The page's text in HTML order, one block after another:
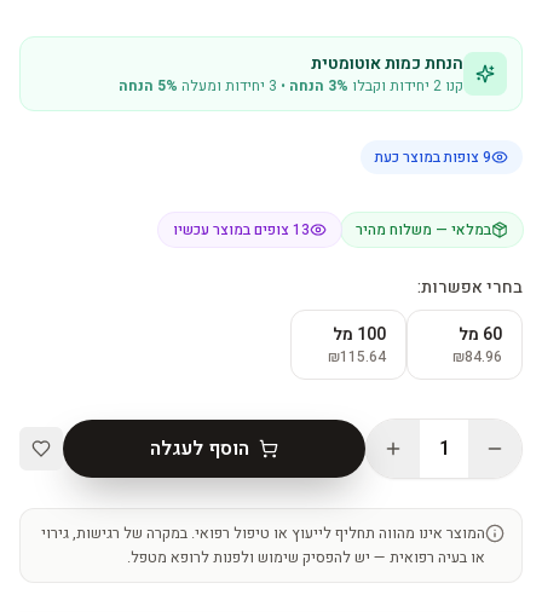
הנחת כמות אוטומטית
קנו 2 יחידות וקבלו 3% הנחה • 3 יחידות ומעלה 5% הנחה
9צופות במוצר כעת
במלאי — משלוח מהיר 13 צופים במוצר עכשיו
בחרי אפשרות:
60 מל
₪84.96
100 מל
₪115.64
1 הוסף לעגלה
המוצר אינו מהווה תחליף לייעוץ או טיפול רפואי. במקרה של רגישות, גירוי
או בעיה רפואית — יש להפסיק שימוש ולפנות לרופא מטפל.